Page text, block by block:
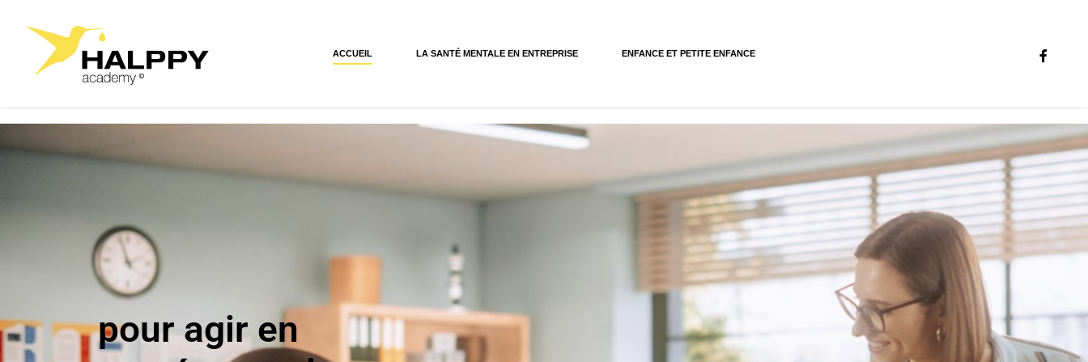
ACCUEIL LA SANTÉ MENTALE EN ENTREPRISE ENFANCE ET PETITE ENFANCE
pour agir en